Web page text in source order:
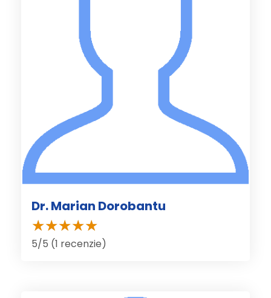
Dr. Marian Dorobantu
5/5 (1 recenzie)